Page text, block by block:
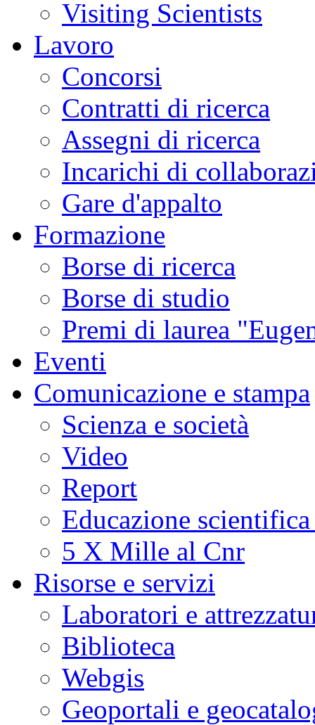
Visiting Scientists
Lavoro
Concorsi
Contratti di ricerca
Assegni di ricerca
Incarichi di
Gare d'appalto
Formazione
Borse di ricerca
Borse di studio
Premi di laurea
Eventi
Comunicazione e stampa
Scienza e società
Video
Report
Educazione
5 X Mille al Cnr
Risorse e servizi
Laboratori e
Biblioteca
Webgis
Geoportali e